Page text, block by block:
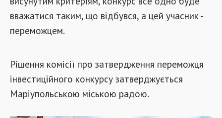
вважатися таким, що відбувся, а цей учасник -
переможцем.
Рішення комісії про затвердження переможця
інвестиційного конкурсу затверджується
Маріупольською міською радою.